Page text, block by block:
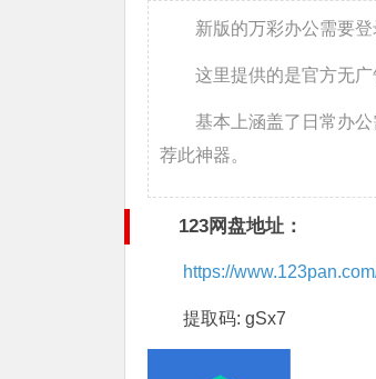
新版的万彩办公需要登
这里提供的是官方无
基本上涵盖了日常办
荐此神器。
123网盘地址：
https://
提取码: gSx7